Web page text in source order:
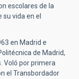
escolares de la
vida en el
en Madrid e
de Madrid,
Voló por primera
el Transbordador